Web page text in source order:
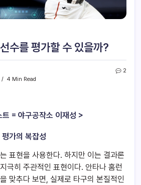
수를 평가할 수 있을까?
4 Min Read
2
트 = 야구공작소 이재성 >
가의 복잡성
표현을 사용한다. 하지만 이는 결과론
극히 주관적인 표현이다. 안타나 홈런
맞추다 보면, 실제로 타구의 본질적인